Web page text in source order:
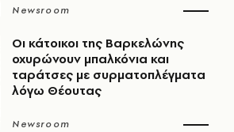
Newsroom
Οι κάτοικοι της Βαρκελώνης
οχυρώνουν μπαλκόνια και
ταράτσες με συρματοπλέγματα
λόγω Θέουτας
Newsroom